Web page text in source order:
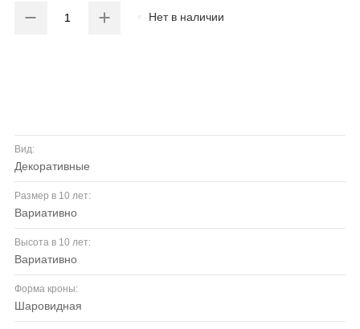
Нет в наличии
Вид:
декоративные
Размер в 10 лет:
вариативно
Высота в 10 лет:
вариативно
Форма кроны:
шаровидная